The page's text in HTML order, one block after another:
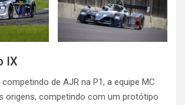
IX
de AJR na P1, a equipe MC
origens, competindo com um protótipo